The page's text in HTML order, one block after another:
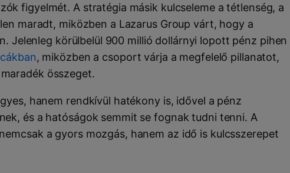
figyelmét. A stratégia másik kulcseleme a tétlenség, a
maradt, miközben a Lazarus Group várt, hogy a
Jelenleg körülbelül 900 millió dollárnyi lopott pénz pihen
, miközben a csoport várja a megfelelő pillanatot,
összeget.
hanem rendkívül hatékony is, idővel a pénz
és a hatóságok semmit se fognak tudni tenni. A
a gyors mozgás, hanem az idő is kulcsszerepet